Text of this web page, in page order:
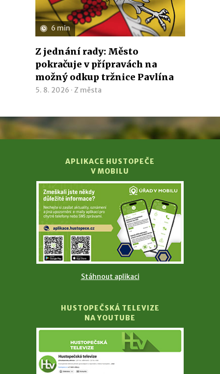
6 min
Z jednání rady: Město
pokračuje v přípravách na
možný odkup tržnice Pavlína
5. 8. 2026 · Z města
APLIKACE HUSTOPEČE
V MOBILU
Stáhnout aplikaci
HUSTOPEČSKÁ TELEVIZE
NA YOUTUBE